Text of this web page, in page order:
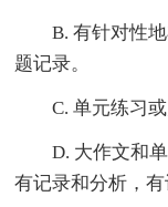
B. 有针对性
题记录。
C. 单元练习
D. 大作文和
有记录和分析，有